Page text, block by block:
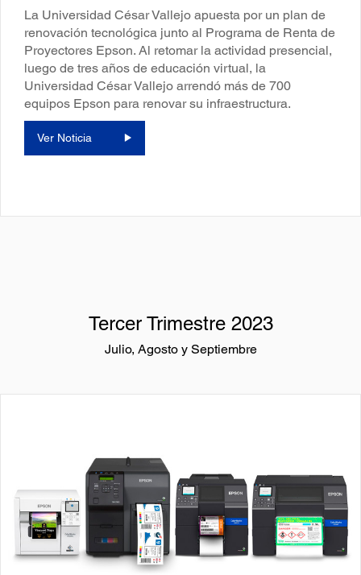
La Universidad César Vallejo apuesta por un plan de
renovación tecnológica junto al Programa de Renta de
Proyectores Epson. Al retomar la actividad presencial,
luego de tres años de educación virtual, la
Universidad César Vallejo arrendó más de 700
equipos Epson para renovar su infraestructura.
Ver Noticia
Tercer Trimestre 2023
Julio, Agosto y Septiembre